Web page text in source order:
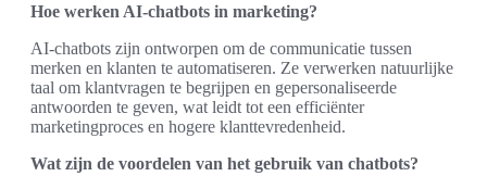
Hoe werken AI-chatbots in marketing?
AI-chatbots zijn ontworpen om de communicatie tussen
merken en klanten te automatiseren. Ze verwerken natuurlijke
taal om klantvragen te begrijpen en gepersonaliseerde
antwoorden te geven, wat leidt tot een efficiënter
marketingproces en hogere klanttevredenheid.
Wat zijn de voordelen van het gebruik van chatbots?